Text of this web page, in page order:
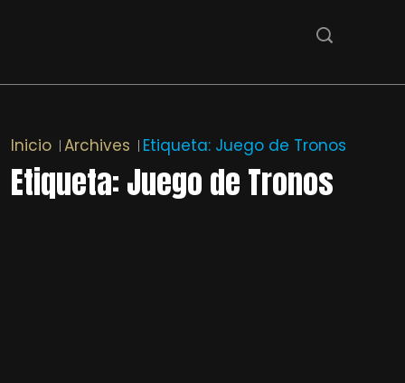
Inicio Archives Etiqueta: Juego de Tronos
Etiqueta:Juego de Tronos